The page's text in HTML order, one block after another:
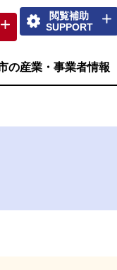
閲覧補助
SUPPORT
の産業・事業者情報